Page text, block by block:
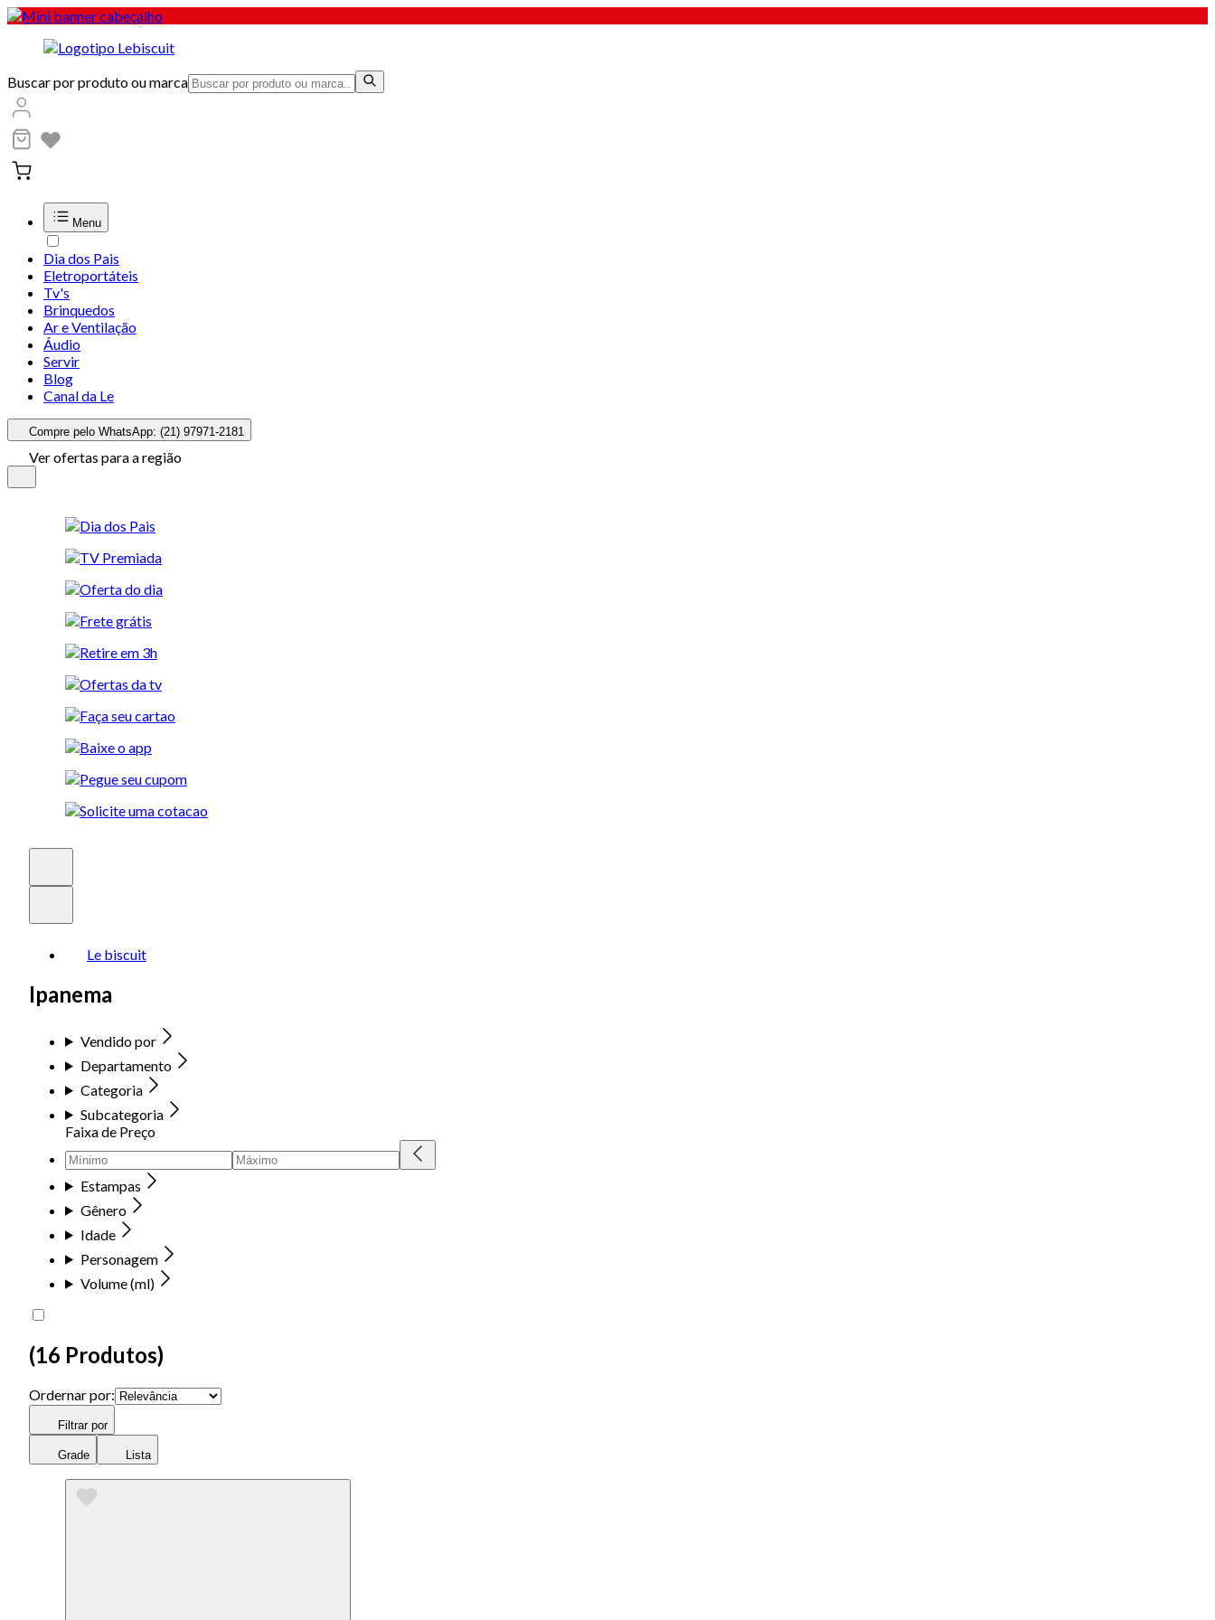
Buscar por produto ou marca
Menu
Dia dos Pais
Eletroportáteis
Tv's
Brinquedos
Ar e Ventilação
Áudio
Servir
Blog
Canal da Le
Compre pelo WhatsApp: (21) 97971-2181
Ver ofertas para a região
Le biscuit
Ipanema
Vendido por
Departamento
Categoria
Subcategoria
Faixa de Preço
Estampas
Gênero
Idade
Personagem
Volume (ml)
(16 Produtos)
Ordernar por:
Filtrar por
Grade Lista